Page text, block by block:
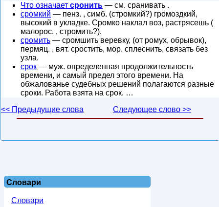
Что означает сронить — см. сранивать .
сромкий — пенз. , симб. (стромкий?) громоздкий,
высокий в укладке. Сромко наклал воз, растрясешь (
малорос. , стромить?).
сромить — сромшить веревку, (от ромух, обрывок),
пермяц. , вят. сростить, мор. сплеснить, связать без
узла.
срок — муж. определенная продолжительность
времени, и самый предел этого времени. На
обжалованье судебных решений полагаются разные
сроки. Работа взята на срок. …
<< Предыдущие слова
Следующее слово >>
Словари
Словари